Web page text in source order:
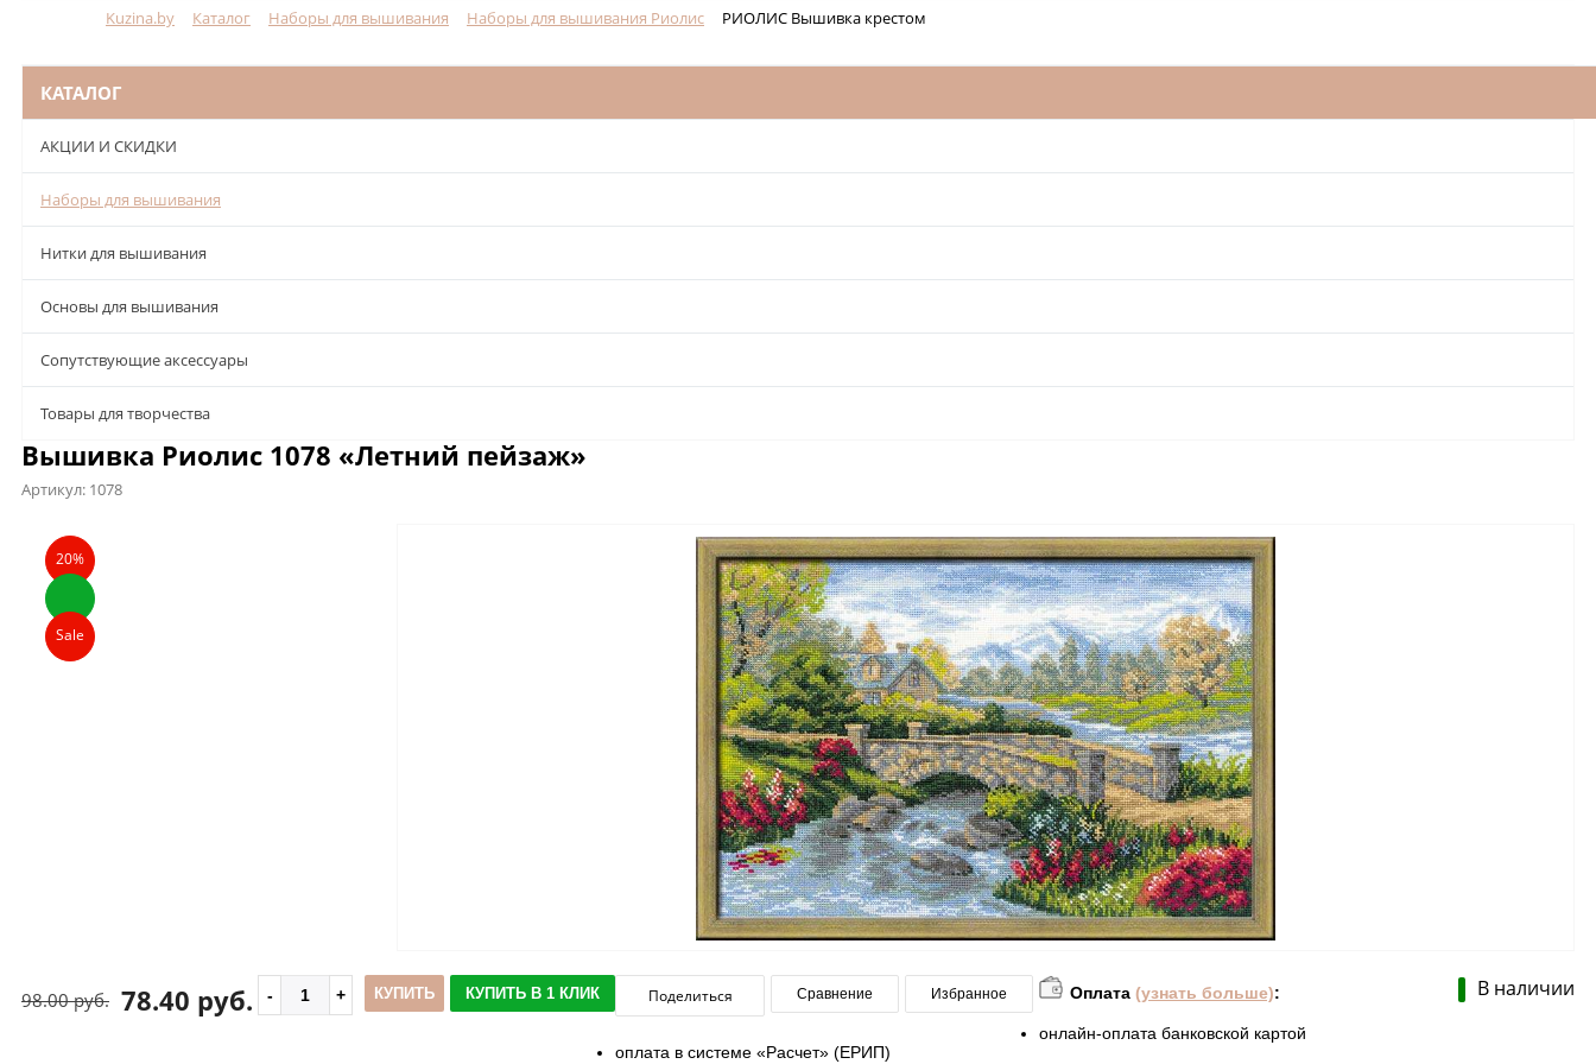
Kuzina.by Каталог Наборы для вышивания Наборы для вышивания Риолис РИОЛИС Вышивка крестом
КАТАЛОГ
АКЦИИ И СКИДКИ
Наборы для вышивания
Нитки для вышивания
Основы для вышивания
Сопутствующие аксессуары
Товары для творчества
Вышивка Риолис 1078 «Летний пейзаж»
Артикул: 1078
Описание
20%
Sale
В наличии
78.40 руб.
98.00 руб. КУПИТЬ КУПИТЬ В 1 КЛИК Поделиться Сравнение Избранное Оплата (узнать больше):
онлайн-оплата банковской картой
оплата в системе «Расчет» (ЕРИП)